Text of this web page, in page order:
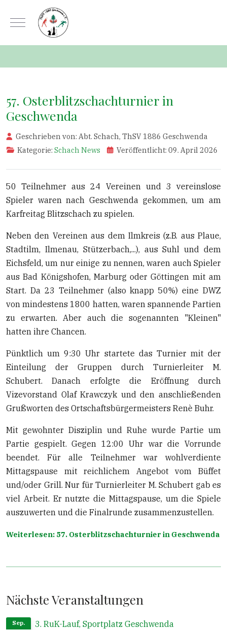
Mobile Menu Toggle
57. Osterblitzschachturnier in
Geschwenda
Geschrieben von: Abt. Schach, ThSV 1886 Geschwenda
Kategorie:Schach News Veröffentlicht: 09. April 2026
50 Teilnehmer aus 24 Vereinen und 3 vereinslose
Spieler waren nach Geschwenda gekommen, um am
Karfreitag Blitzschach zu spielen.
Neben den Vereinen aus dem Ilmkreis (z.B. aus Plaue,
Stadtilm, Ilmenau, Stützerbach,...), aus Suhl und dem
Eichsfeld, um nur einige zu nennen, waren auch Spieler
aus Bad Königshofen, Marburg oder Göttingen mit am
Start. Da 23 Teilnehmer (also knapp 50%) eine DWZ
von mindestens 1800 hatten, waren spannende Partien
zu erwarten. Aber auch die sogenannten "Kleinen"
hatten ihre Chancen.
Pünktlich um 9:30 Uhr startete das Turnier mit der
Einteilung der Gruppen durch Turnierleiter M.
Schubert. Danach erfolgte die Eröffnung durch
Vizevorstand Olaf Krawczyk und den anschließenden
Grußworten des Ortschaftsbürgermeisters Renè Buhr.
Mit gewohnter Disziplin und Ruhe wurde Partie um
Partie gespielt. Gegen 12:00 Uhr war die Vorrunde
beendet. Für alle Teilnehmer war wohlverdiente
Mittagspause mit reichlichem Angebot vom Büffet
und/oder Grill. Nur für Turnierleiter M. Schubert gab es
viel Arbeit. Er nutzte die Mittagspause, um die Spiele
auszuwerten und die Finalrunde zusammenzustellen.
Weiterlesen: 57. Osterblitzschachturnier in Geschwenda
Nächste Veranstaltungen
Sep. 3. RuK-Lauf, Sportplatz Geschwenda